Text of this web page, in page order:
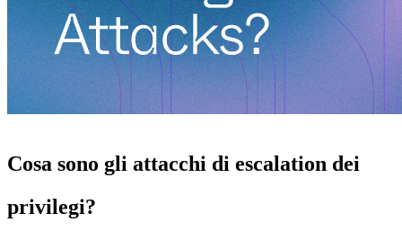
Cosa sono gli attacchi di escalation dei
privilegi?